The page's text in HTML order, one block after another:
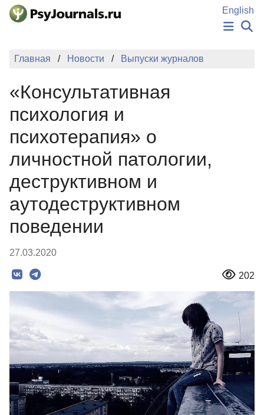
Перейти к основному содержанию
English
НОВОСТИ
ПОДАТЬ РУКОПИСЬ
КЛЮЧЕВЫЕ СЛОВА
Регистрация
Главная Новости Выпуски журналов
«Консультативная
психология и
психотерапия» о
личностной патологии,
деструктивном и
аутодеструктивном
поведении
27.03.2020
202